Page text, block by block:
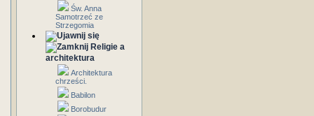
Św. Anna
Samotrzeć ze
Strzegomia
Religie a
architektura
Architektura
chrześci.
Babilon
Borobudur